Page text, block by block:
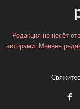
Редакция не несёт
авторами. Мнение